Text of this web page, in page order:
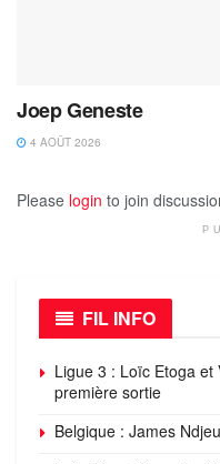
Joep Geneste
4 AOÛT 2026
Please login to join
FIL INFO
Ligue 3 : Loïc Etoga
première sortie
Belgique : James